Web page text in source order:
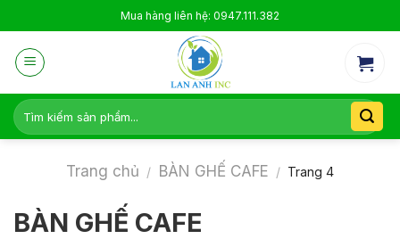
to
content
Mua hàng liên hệ: 0947.111.382
Tìm
kiếm:
Trang chủ / BÀN GHẾ CAFE / Trang 4
BÀN GHẾ CAFE